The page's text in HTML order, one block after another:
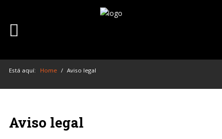
Inicio
Blog
Contacto
Está aquí: Home / Aviso legal
Aviso legal